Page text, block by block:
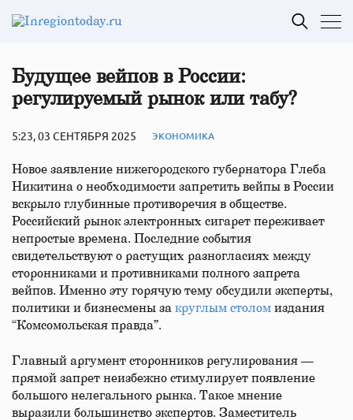
Будущее вейпов в России:
регулируемый рынок или табу?
5:23, 03 СЕНТЯБРЯ 2025 ЭКОНОМИКА
Новое заявление нижегородского губернатора Глеба
Никитина о необходимости запретить вейпы в России
вскрыло глубинные противоречия в обществе.
Российский рынок электронных сигарет переживает
непростые времена. Последние события
свидетельствуют о растущих разногласиях между
сторонниками и противниками полного запрета
вейпов. Именно эту горячую тему обсудили эксперты,
политики и бизнесмены за круглым столом издания
“Комсомольская правда”.
Главный аргумент сторонников регулирования —
прямой запрет неизбежно стимулирует появление
большого нелегального рынка. Такое мнение
выразили большинство экспертов. Заместитель